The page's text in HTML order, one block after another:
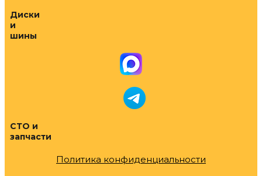
Диски
и
шины
СТО и
запчасти
Политика конфиденциальности